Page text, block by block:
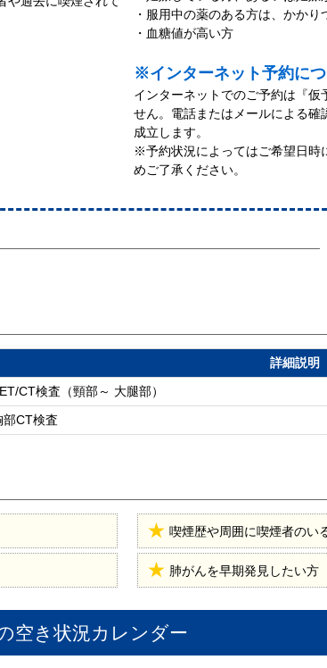
・服用中の薬のある方は、かか
・血糖値が高い方
※インターネット予約に
インターネットでのご予約は『
せん。電話またはメールによる
成立します。
※予約状況によってはご希望日時
めご了承ください。
詳細説明
CT検査（頸部～ 大腿部）
部CT検査
喫煙歴や周囲に喫煙者のい
肺がんを早期発見したい方
空き状況カレンダー